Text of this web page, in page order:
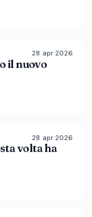
86% 86
28 apr 2026
il nuovo
86% 61
28 apr 2026
volta ha